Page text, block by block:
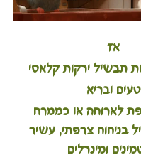
אז
תבשיל ירקות קלאסי
טעים ובריא
לארוחה או כממרח
בניחוח צרפתי, עשיר
ומינרלים